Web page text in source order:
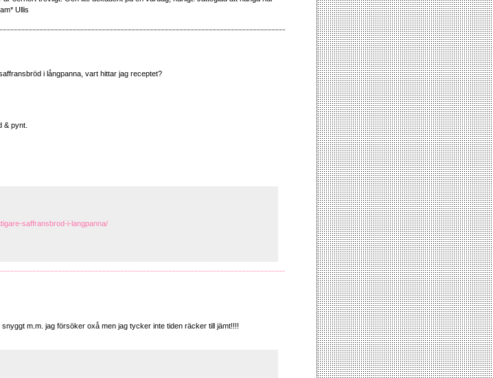
Ullis
i långpanna, vart hittar jag receptet?
& pynt.
saffransbrod-i-langpanna/
m.m. jag försöker oxå men jag tycker inte tiden räcker till jämt!!!!